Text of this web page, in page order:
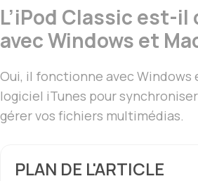
L’iPod Classic est-
avec Windows et
Oui, il fonctionne avec Windows
logiciel iTunes pour
gérer vos fichiers multimédias.
PLAN DE L'ARTICLE